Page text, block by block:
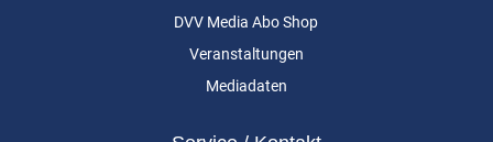
DVV Media Abo Shop
Veranstaltungen
Mediadaten